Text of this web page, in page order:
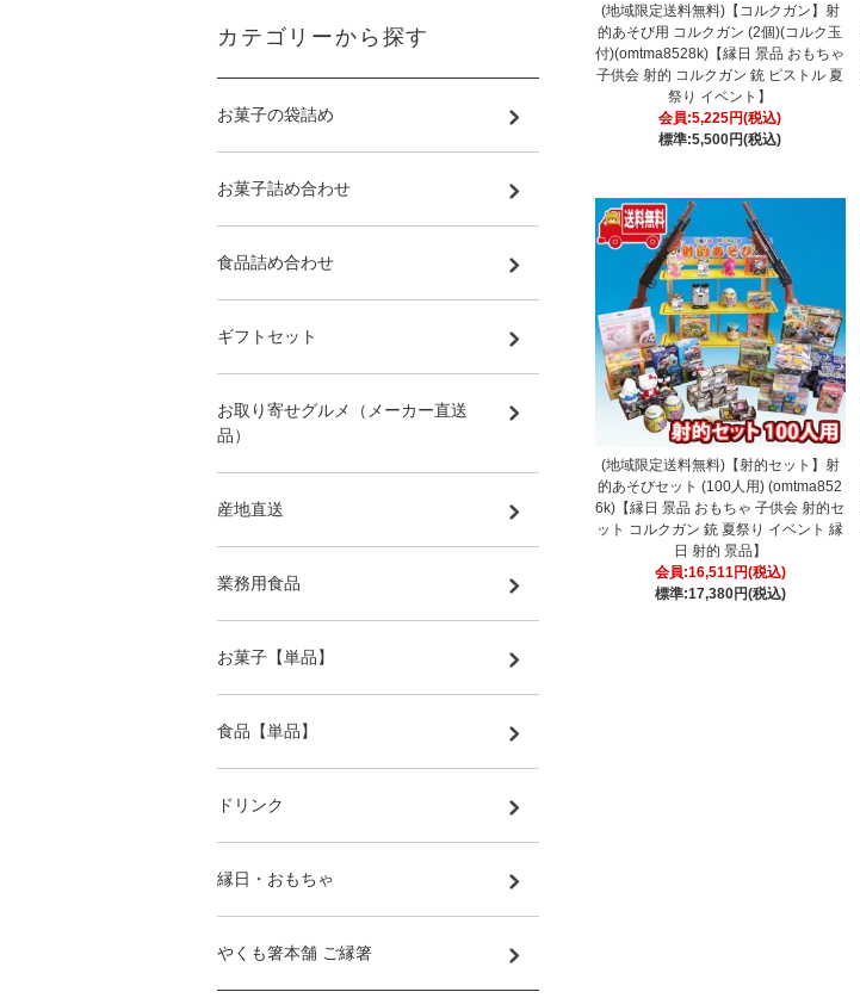
(地域限定送料無料)【コルクガン】射
的あそび用 コルクガン (2個)(コルク玉
付)(omtma8528k)【縁日 景品 おもちゃ
子供会 射的 コルクガン 銃 ピストル 夏
祭り イベント】
会員:5,225円(税込)
標準:5,500円(税込)
(地域限定送料無料)【射的セット】射
的あそびセット (100人用) (omtma852
6k)【縁日 景品 おもちゃ 子供会 射的セ
ット コルクガン 銃 夏祭り イベント 縁
日 射的 景品】
会員:16,511円(税込)
標準:17,380円(税込)
カテゴリーから探す
お菓子の袋詰め
お菓子詰め合わせ
食品詰め合わせ
ギフトセット
お取り寄せグルメ（メーカー直送
品）
産地直送
業務用食品
お菓子【単品】
食品【単品】
ドリンク
縁日・おもちゃ
やくも箸本舗 ご縁箸